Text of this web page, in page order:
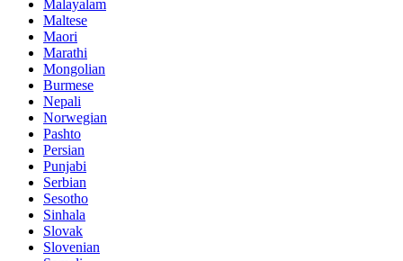
Malayalam
Maltese
Maori
Marathi
Mongolian
Burmese
Nepali
Norwegian
Pashto
Persian
Punjabi
Serbian
Sesotho
Sinhala
Slovak
Slovenian